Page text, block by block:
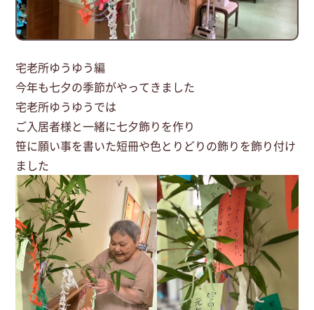
宅老所ゆうゆう編
今年も七夕の季節がやってきました
宅老所ゆうゆうでは
ご入居者様と一緒に七夕飾りを作り
笹に願い事を書いた短冊や色とりどりの飾りを飾り付け
ました